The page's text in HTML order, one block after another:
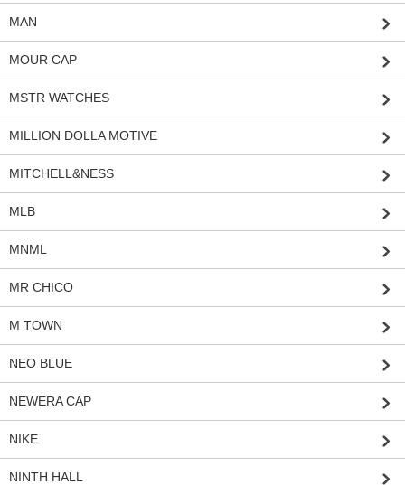
MAN
MOUR CAP
MSTR WATCHES
MILLION DOLLA MOTIVE
MITCHELL&NESS
MLB
MNML
MR CHICO
M TOWN
NEO BLUE
NEWERA CAP
NIKE
NINTH HALL